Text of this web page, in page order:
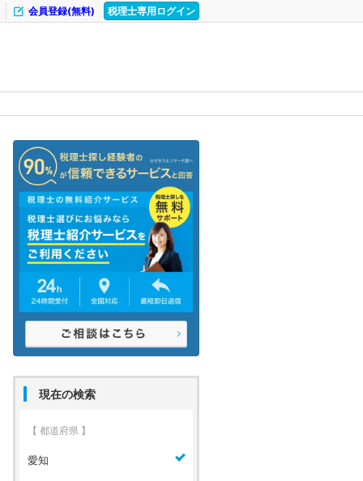
税理士専用ログイン
会員登録(無料)
現在の検索
【 都道府県 】
愛知